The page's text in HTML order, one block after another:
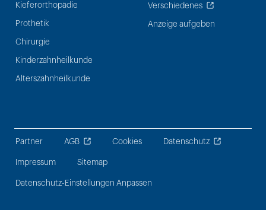
Kieferorthopädie
Prothetik
Chirurgie
Kinderzahnheilkunde
Alterszahnheilkunde
Verschiedenes
Anzeige aufgeben
Partner AGB Cookies Datenschutz
Impressum Sitemap
Datenschutz-Einstellungen Anpassen